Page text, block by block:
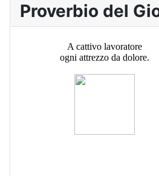
Proverbio del